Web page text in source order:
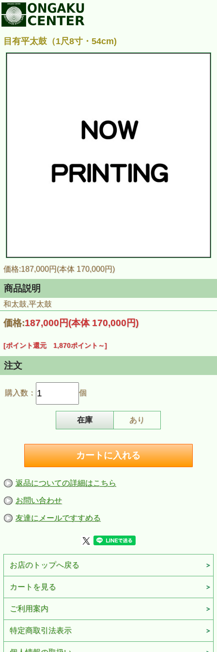
目有平太鼓（1尺8寸・54cm)
価格:187,000円(本体 170,000円)
商品説明
和太鼓,平太鼓
価格:187,000円(本体 170,000円)
[ポイント還元 1,870ポイント～]
注文
購入数： 個
在庫 あり
返品についての詳細はこちら
お問い合わせ
友達にメールですすめる
お店のトップへ戻る
カートを見る
ご利用案内
特定商取引法表示